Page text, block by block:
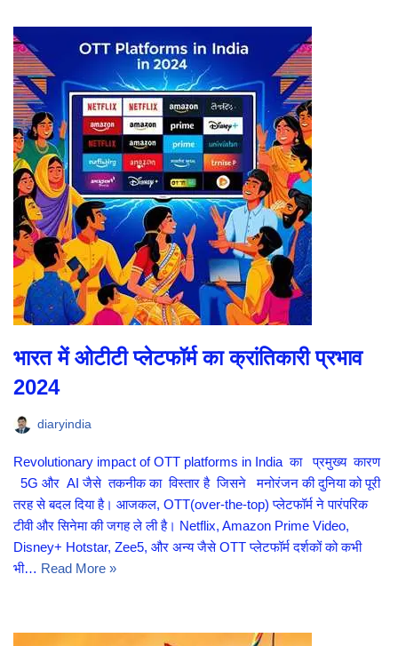
भारत में ओटीटी प्लेटफॉर्म का क्रांतिकारी प्रभाव
2024
diaryindia
Revolutionary impact of OTT platforms in India का प्रमुख्य कारण
5G और AI जैसे तकनीक का विस्तार है जिसने मनोरंजन की दुनिया को पूरी
तरह से बदल दिया है। आजकल, OTT(over-the-top) प्लेटफॉर्म ने पारंपरिक
टीवी और सिनेमा की जगह ले ली है। Netflix, Amazon Prime Video,
Disney+ Hotstar, Zee5, और अन्य जैसे OTT प्लेटफॉर्म दर्शकों को कभी
भी… Read More »